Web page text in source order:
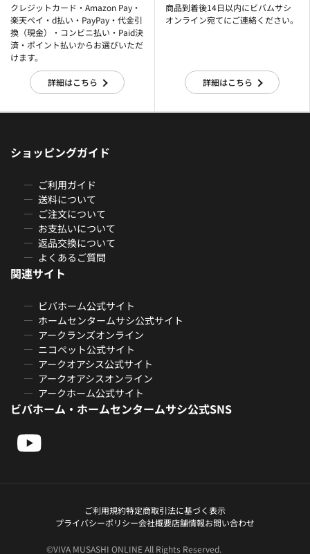
クレジットカード・Amazon Pay・
楽天ぺイ・d払い・PayPay・代金引
換（現金）・コンビニ払い・Paid決
済・ポイント払いからお選びいただ
けます。
詳細はこちら
商品到着後14日以内にビバムサシ
オンライン宛てにご連絡ください。
詳細はこちら
ショッピングガイド
ご利用ガイド
送料について
ご注文について
お支払いについて
返品交換について
よくあるご質問
関連サイト
ビバホーム公式サイト
ホームセンタームサシ公式サイト
アークランズオンライン
ニコペット公式サイト
アークオアシス公式サイト
アークオアシスオンライン
アークホーム公式サイト
ビバホーム・ホームセンタームサシ公式SNS
ご利用規約特定商取引法に基づく表示
プライバシーポリシー会社概要店舗情報お問い合わせ
©VIVA MUSASHI ONLINE All Rights Reserved.